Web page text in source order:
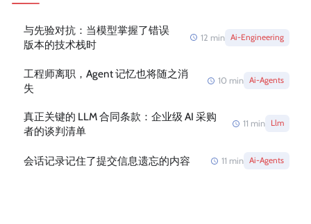
与先验对抗：当模型掌握了错误
版本的技术栈时
12 min Ai-Engineering
工程师离职，Agent 记忆也将随之消
失
10 min Ai-Agents
真正关键的 LLM 合同条款：企业级 AI 采购
者的谈判清单
11 min Llm
会话记录记住了提交信息遗忘的内容 11 min Ai-Agents